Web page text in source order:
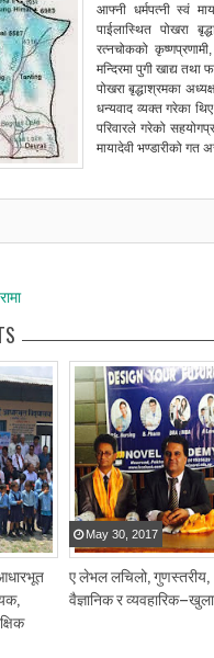
आफ्नी धर्मपत्नी स्वं
पाईलास्थित पोखरा
रत्नचोकको
मन्दिरमा पुगी खाद्य
पोखरा बृद्धाश्रमका
धन्यवाद व्यक्त गरेका
परिवारले गरेको
मायादेवी भण्डारीको
ए लेभल लचिलो, गुणस्तरीय,
वैज्ञानिक र
May 30 2017